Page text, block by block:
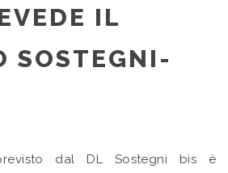
IL
SOSTEGNI-
dal DL Sostegni bis è